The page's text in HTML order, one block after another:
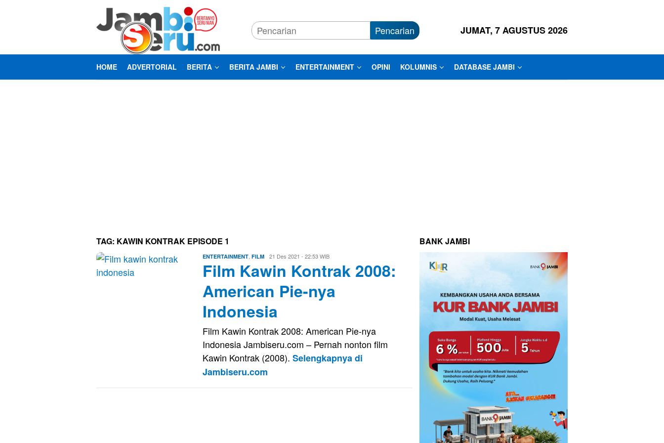
Pencarian JUMAT, 7 AGUSTUS 2026
HOME ADVERTORIAL BERITA BERITA JAMBI ENTERTAINMENT OPINI KOLUMNIS DATABASE JAMBI
TAG: KAWIN KONTRAK EPISODE 1
ENTERTAINMENT FILM Evo
Kusnady
21 Des 2021 - 22:53 WIB
Film Kawin Kontrak 2008:
American Pie-nya
Indonesia
Film Kawin Kontrak 2008: American Pie-nya
Indonesia Jambiseru.com – Pernah nonton film
Kawin Kontrak (2008). Selengkapnya di
Jambiseru.com
BANK JAMBI